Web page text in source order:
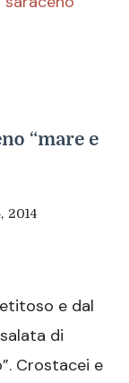
“mare e
2014
e dal
di
Crostacei e